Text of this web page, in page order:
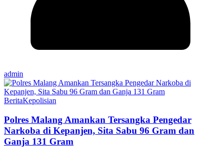
admin
BeritaKepolisian
Polres Malang Amankan Tersangka Pengedar
Narkoba di Kepanjen, Sita Sabu 96 Gram dan
Ganja 131 Gram